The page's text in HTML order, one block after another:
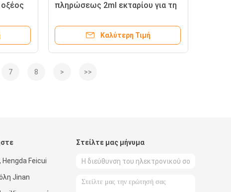
πληρώσεως 2ml εκταρίου για τη
όξινη έγχυση πηκτωμάτων
Καλύτερη Τιμή
7 8 > >>
Hengda Feicui
Jinan
Στείλτε μας μήνυμα